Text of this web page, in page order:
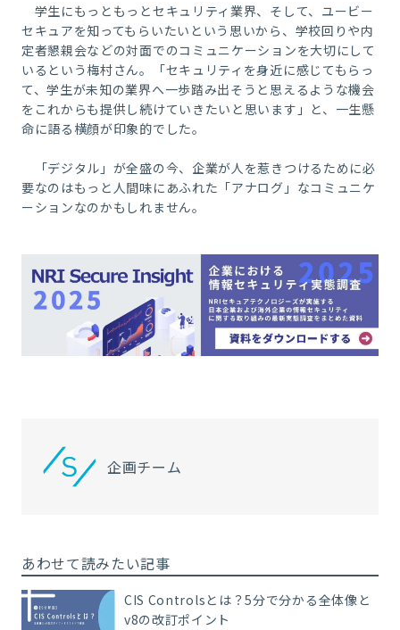
学生にもっともっとセキュリティ業界、そして、ユービー
セキュアを知ってもらいたいという思いから、学校回りや内
定者懇親会などの対面でのコミュニケーションを大切にして
いるという梅村さん。「セキュリティを身近に感じてもらっ
て、学生が未知の業界へ一歩踏み出そうと思えるような機会
をこれからも提供し続けていきたいと思います」と、一生懸
命に語る横顔が印象的でした。
「デジタル」が全盛の今、企業が人を惹きつけるために必
要なのはもっと人間味にあふれた「アナログ」なコミュニケ
ーションなのかもしれません。
企画チーム
あわせて読みたい記事
CIS Controlsとは？5分で分かる全体像と
v8の改訂ポイント